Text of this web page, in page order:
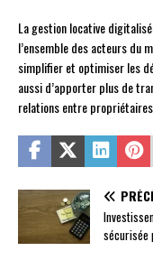
La gestion locative
l’ensemble des acteurs du
simplifier et optimiser les
aussi d’apporter plus de
relations entre
sécurisée